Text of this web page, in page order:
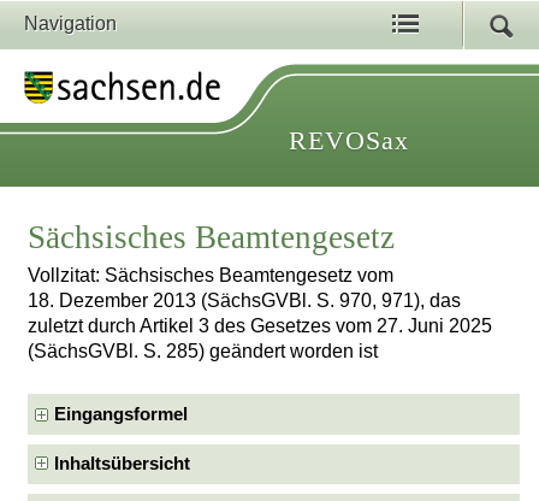
Navigation
REVOSax
Sächsisches Beamtengesetz
Vollzitat: Sächsisches Beamtengesetz vom
18. Dezember 2013 (SächsGVBl. S. 970, 971), das
zuletzt durch Artikel 3 des Gesetzes vom 27. Juni 2025
(SächsGVBl. S. 285) geändert worden ist
Eingangsformel
Inhaltsübersicht